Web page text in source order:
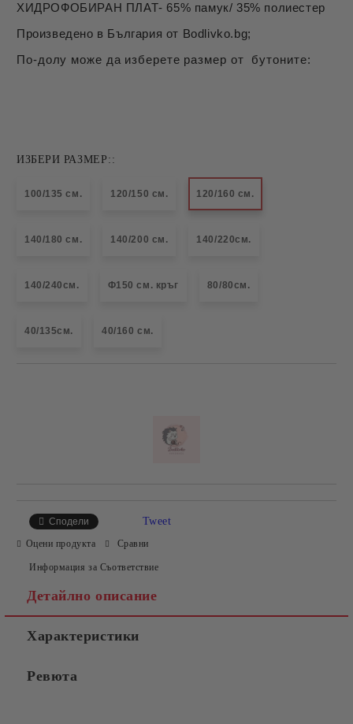
ХИДРОФОБИРАН ПЛАТ- 65% памук/ 35% полиестер
Произведено в България от Bodlivko.bg;
По-долу може да изберете размер от бутоните:
ИЗБЕРИ РАЗМЕР::
100/135 см. 120/150 см. 120/160 см.
140/180 см. 140/200 см. 140/220см.
140/240см. Ф150 см. кръг 80/80см.
40/135см. 40/160 см.
Сподели Tweet
Оцени продукта Сравни
Информация за Съответствие
Детайлно описание
Характеристики
Ревюта